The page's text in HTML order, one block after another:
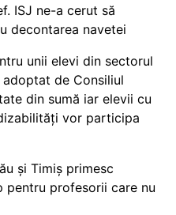
ISJ ne-a cerut să
decontarea navetei
unii elevi din sectorul
de Consiliul
din sumă iar elevii cu
vor participa
și Timiș primesc
pentru profesorii care nu